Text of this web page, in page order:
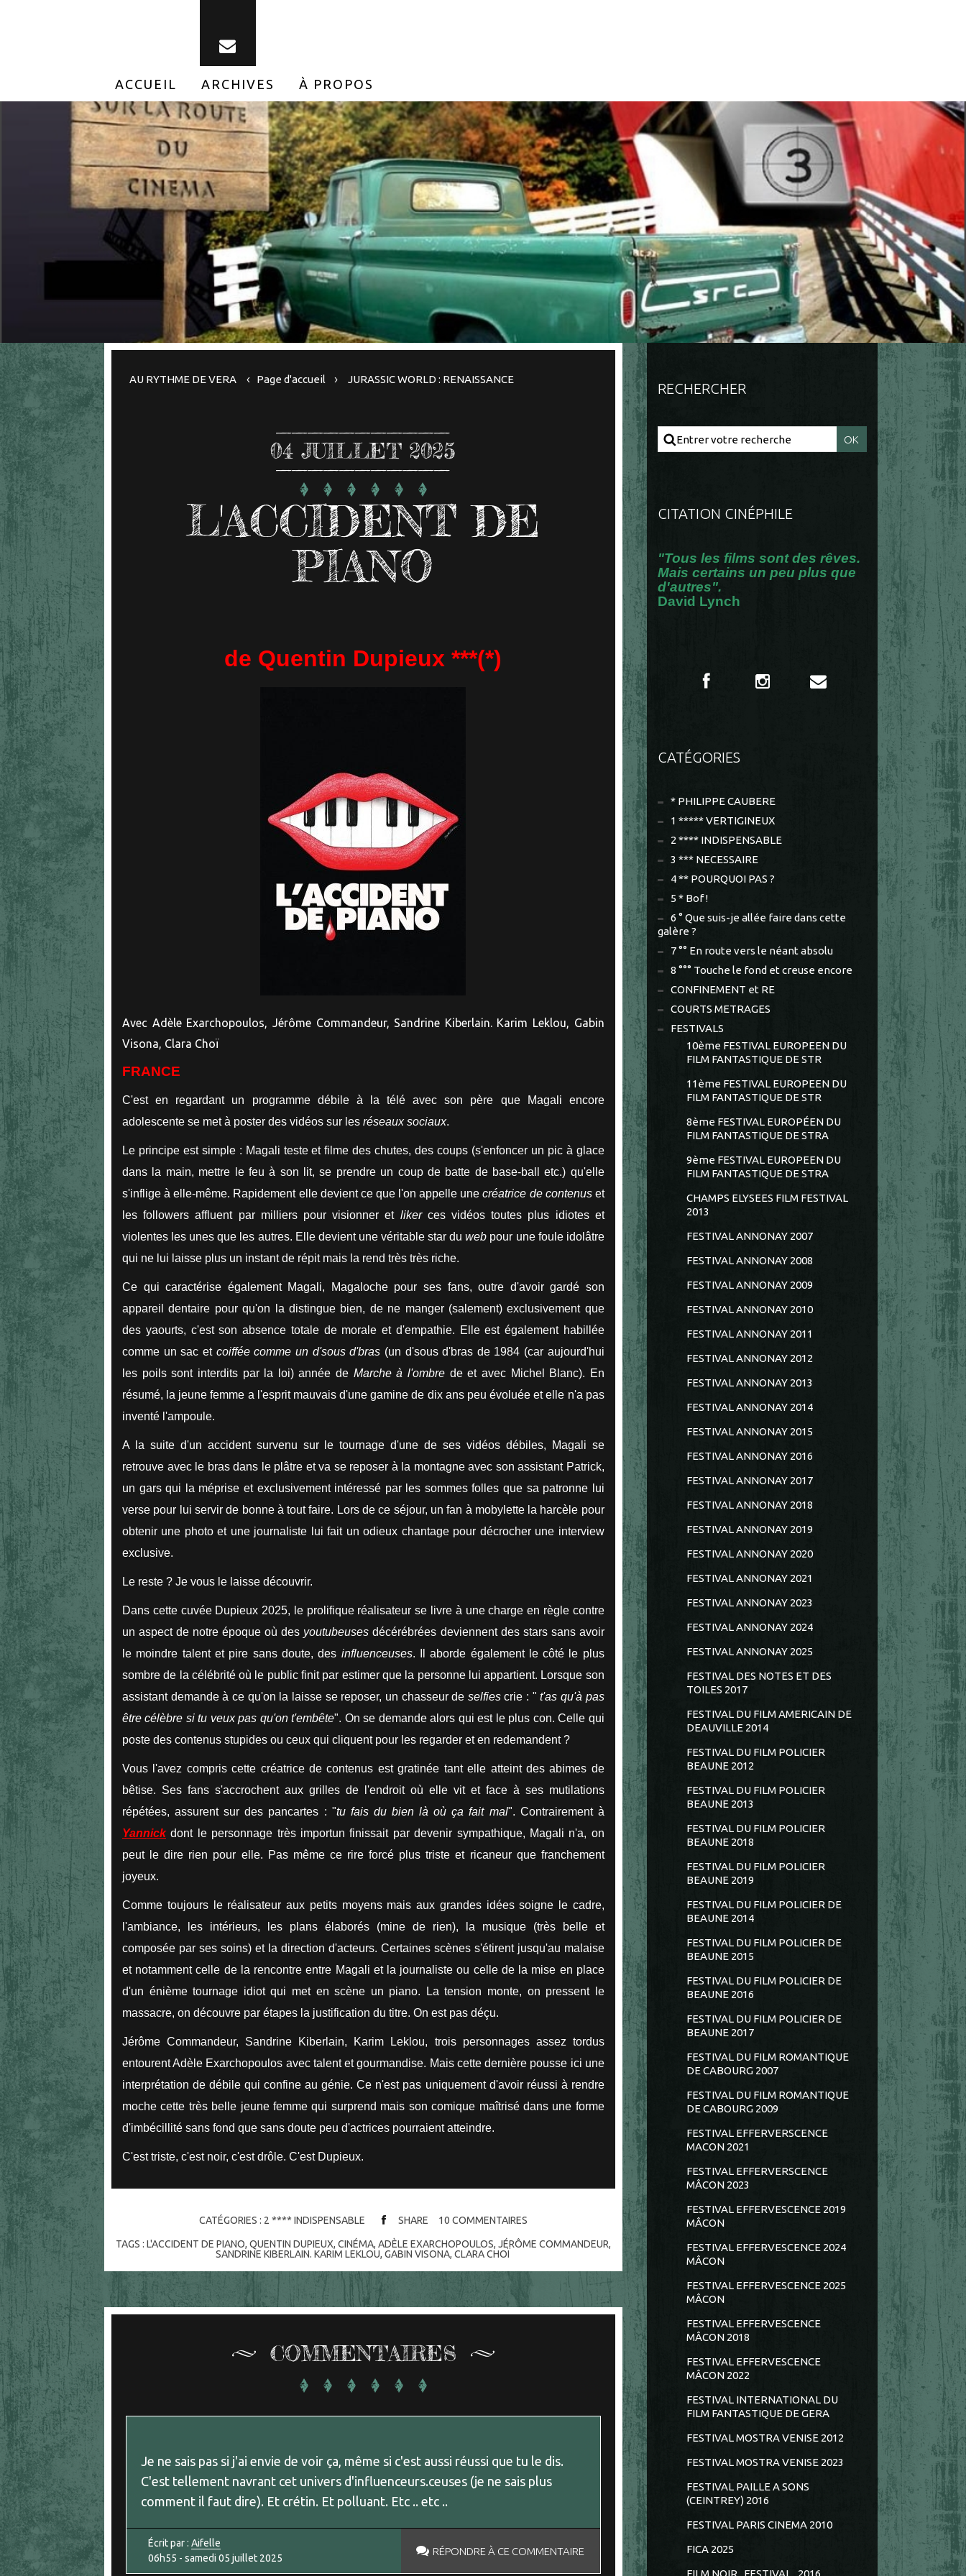
ACCUEIL ARCHIVES À PROPOS
AU RYTHME DE VERA Page d'accueil JURASSIC WORLD : RENAISSANCE
04 JUILLET 2025
L'ACCIDENT DE
PIANO
de Quentin Dupieux ***(*)
Avec Adèle Exarchopoulos, Jérôme Commandeur, Sandrine Kiberlain. Karim Leklou, Gabin
Visona, Clara Choï
FRANCE
C'est en regardant un programme débile à la télé avec son père que Magali encore
adolescente se met à poster des vidéos sur les réseaux sociaux.
Le principe est simple : Magali teste et filme des chutes, des coups (s'enfoncer un pic à glace
dans la main, mettre le feu à son lit, se prendre un coup de batte de base-ball etc.) qu'elle
s'inflige à elle-même. Rapidement elle devient ce que l'on appelle unecréatrice de contenuset
les followers affluent par milliers pour visionner et likerces vidéos toutes plus idiotes et
violentes les unes que les autres. Elle devient une véritable star duweb pour une foule idolâtre
qui ne lui laisse plus un instant de répit mais la rend très très riche.
Ce qui caractérise également Magali, Magaloche pour ses fans, outre d'avoir gardé son
appareil dentaire pour qu'on la distingue bien, de ne manger (salement) exclusivement que
des yaourts, c'est son absence totale de morale et d'empathie. Elle est également habillée
comme un sac et coiffée comme un d'sous d'bras (un d'sous d'bras de 1984 (car aujourd'hui
les poils sont interdits par la loi) année de Marche à l'ombrede et avec Michel Blanc). En
résumé, la jeune femme a l'esprit mauvais d'une gamine de dix ans peu évoluée et elle n'a pas
inventé l'ampoule.
A la suite d'un accident survenu sur le tournage d'une de ses vidéos débiles, Magali se
retrouve avec le bras dans le plâtre et va se reposer à la montagne avec son assistant Patrick,
un gars qui la méprise et exclusivement intéressé par les sommes folles que sa patronne lui
verse pour lui servir de bonne à tout faire. Lors de ce séjour, un fan à mobylette la harcèle pour
obtenir une photo et une journaliste lui fait un odieux chantage pour décrocher une interview
exclusive.
Le reste ? Je vous le laisse découvrir.
Dans cette cuvée Dupieux 2025, le prolifique réalisateur se livre à une charge en règle contre
un aspect de notre époque où des youtubeuses décérébrées deviennent des stars sans avoir
le moindre talent et pire sans doute, des influenceuses. Il aborde également le côté le plus
sombre de la célébrité où le public finit par estimer que la personne lui appartient. Lorsque son
assistant demande à ce qu'on la laisse se reposer, un chasseur de selfiescrie : "t'as qu'à pas
être célèbre si tu veux pas qu'on t'embête". On se demande alors qui est le plus con. Celle qui
poste des contenus stupides ou ceux qui cliquent pour les regarder et en redemandent ?
Vous l'avez compris cette créatrice de contenus est gratinée tant elle atteint des abimes de
bêtise. Ses fans s'accrochent aux grilles de l'endroit où elle vit et face à ses mutilations
répétées, assurent sur des pancartes : "tu fais du bien là où ça fait mal". Contrairement à
Yannickdont le personnage très importun finissait par devenir sympathique, Magali n'a, on
peut le dire rien pour elle. Pas même ce rire forcé plus triste et ricaneur que franchement
joyeux.
Comme toujours le réalisateur aux petits moyens mais aux grandes idées soigne le cadre,
l'ambiance, les intérieurs, les plans élaborés (mine de rien), la musique (très belle et
composée par ses soins) et la direction d'acteurs. Certaines scènes s'étirent jusqu'au malaise
et notamment celle de la rencontre entre Magali et la journaliste ou celle de la mise en place
d'un énième tournage idiot qui met en scène un piano. La tension monte, on pressent le
massacre, on découvre par étapes la justification du titre. On est pas déçu.
Jérôme Commandeur, Sandrine Kiberlain, Karim Leklou, trois personnages assez tordus
entourent Adèle Exarchopoulos avec talent et gourmandise. Mais cette dernière pousse ici une
interprétation de débile qui confine au génie. Ce n'est pas uniquement d'avoir réussi à rendre
moche cette très belle jeune femme qui surprend mais son comique maîtrisé dans une forme
d'imbécillité sans fond que sans doute peu d'actrices pourraient atteindre.
C'est triste, c'est noir, c'est drôle. C'est Dupieux.
CATÉGORIES : 2 **** INDISPENSABLE SHARE 10 COMMENTAIRES
TAGS : L'ACCIDENT DE PIANO, QUENTIN DUPIEUX, CINÉMA, ADÈLE EXARCHOPOULOS, JÉRÔME COMMANDEUR,
SANDRINE KIBERLAIN. KARIM LEKLOU,GABIN VISONA,CLARA CHOÏ
COMMENTAIRES
Je ne sais pas si j'ai envie de voir ça, même si c'est aussi réussi que tu le dis.
C'est tellement navrant cet univers d'influenceurs.ceuses (je ne sais plus
comment il faut dire). Et crétin. Et polluant. Etc .. etc ..
Écrit par : Aifelle
06h55 - samedi 05 juillet 2025
RÉPONDRE À CE COMMENTAIRE
RECHERCHER
CITATION CINÉPHILE
"Tous les films sont des rêves.
Mais certains un peu plus que
d'autres".
David Lynch
CATÉGORIES
* PHILIPPE CAUBERE
1 ***** VERTIGINEUX
2 **** INDISPENSABLE
3 *** NECESSAIRE
4 ** POURQUOI PAS ?
5 * Bof !
6 ° Que suis-je allée faire dans cette
galère ?
7 °° En route vers le néant absolu
8 °°° Touche le fond et creuse encore
CONFINEMENT et RE
COURTS METRAGES
FESTIVALS
10ème FESTIVAL EUROPEEN DU
FILM FANTASTIQUE DE STR
11ème FESTIVAL EUROPEEN DU
FILM FANTASTIQUE DE STR
8ème FESTIVAL EUROPÉEN DU
FILM FANTASTIQUE DE STRA
9ème FESTIVAL EUROPEEN DU
FILM FANTASTIQUE DE STRA
CHAMPS ELYSEES FILM FESTIVAL
2013
FESTIVAL ANNONAY 2007
FESTIVAL ANNONAY 2008
FESTIVAL ANNONAY 2009
FESTIVAL ANNONAY 2010
FESTIVAL ANNONAY 2011
FESTIVAL ANNONAY 2012
FESTIVAL ANNONAY 2013
FESTIVAL ANNONAY 2014
FESTIVAL ANNONAY 2015
FESTIVAL ANNONAY 2016
FESTIVAL ANNONAY 2017
FESTIVAL ANNONAY 2018
FESTIVAL ANNONAY 2019
FESTIVAL ANNONAY 2020
FESTIVAL ANNONAY 2021
FESTIVAL ANNONAY 2023
FESTIVAL ANNONAY 2024
FESTIVAL ANNONAY 2025
FESTIVAL DES NOTES ET DES
TOILES 2017
FESTIVAL DU FILM AMERICAIN DE
DEAUVILLE 2014
FESTIVAL DU FILM POLICIER
BEAUNE 2012
FESTIVAL DU FILM POLICIER
BEAUNE 2013
FESTIVAL DU FILM POLICIER
BEAUNE 2018
FESTIVAL DU FILM POLICIER
BEAUNE 2019
FESTIVAL DU FILM POLICIER DE
BEAUNE 2014
FESTIVAL DU FILM POLICIER DE
BEAUNE 2015
FESTIVAL DU FILM POLICIER DE
BEAUNE 2016
FESTIVAL DU FILM POLICIER DE
BEAUNE 2017
FESTIVAL DU FILM ROMANTIQUE
DE CABOURG 2007
FESTIVAL DU FILM ROMANTIQUE
DE CABOURG 2009
FESTIVAL EFFERVERSCENCE
MACON 2021
FESTIVAL EFFERVERSCENCE
MÂCON 2023
FESTIVAL EFFERVESCENCE 2019
MÂCON
FESTIVAL EFFERVESCENCE 2024
MÂCON
FESTIVAL EFFERVESCENCE 2025
MÂCON
FESTIVAL EFFERVESCENCE
MÂCON 2018
FESTIVAL EFFERVESCENCE
MÂCON 2022
FESTIVAL INTERNATIONAL DU
FILM FANTASTIQUE DE GERA
FESTIVAL MOSTRA VENISE 2012
FESTIVAL MOSTRA VENISE 2023
FESTIVAL PAILLE A SONS
(CEINTREY) 2016
FESTIVAL PARIS CINEMA 2010
FICA 2025